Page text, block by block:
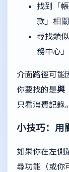
找到「
款」相
尋找類
務中心
介面路徑可能
你要找的是與
只看消費記錄。
小技巧：用
如果你在左側
尋功能（或你